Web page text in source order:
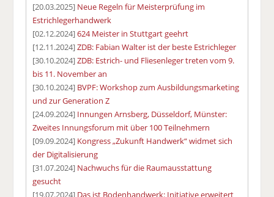
[20.03.2025] Neue Regeln für Meisterprüfung im
Estrichlegerhandwerk
[02.12.2024]624 Meister in Stuttgart geehrt
[12.11.2024]ZDB: Fabian Walter ist der beste Estrichleger
[30.10.2024]ZDB: Estrich- und Fliesenleger treten vom 9.
bis 11. November an
[30.10.2024] BVPF: Workshop zum Ausbildungsmarketing
und zur Generation Z
[24.09.2024] Innungen Arnsberg, Düsseldorf, Münster:
Zweites Innungsforum mit über 100 Teilnehmern
[09.09.2024] Kongress „Zukunft Handwerk“ widmet sich
der Digitalisierung
[31.07.2024] Nachwuchs für die Raumausstattung
gesucht
[19.07.2024] Das ist Bodenhandwerk: Initiative erweitert